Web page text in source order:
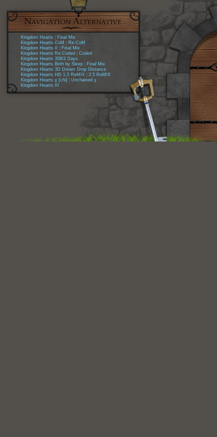
Kingdom Hearts
Final Mix
Kingdom Hearts CoM
Re:CoM
Kingdom Hearts II
Final Mix
Kingdom Hearts Re:Coded
Coded
Kingdom Hearts 358/2 Days
Kingdom Hearts Birth by Sleep
Final Mix
Kingdom Hearts 3D Dream Drop Distance
Kingdom Hearts HD 1.5 ReMIX
2.5 ReMIX
Kingdom Hearts χ [chi]
Unchained χ
Kingdom Hearts III